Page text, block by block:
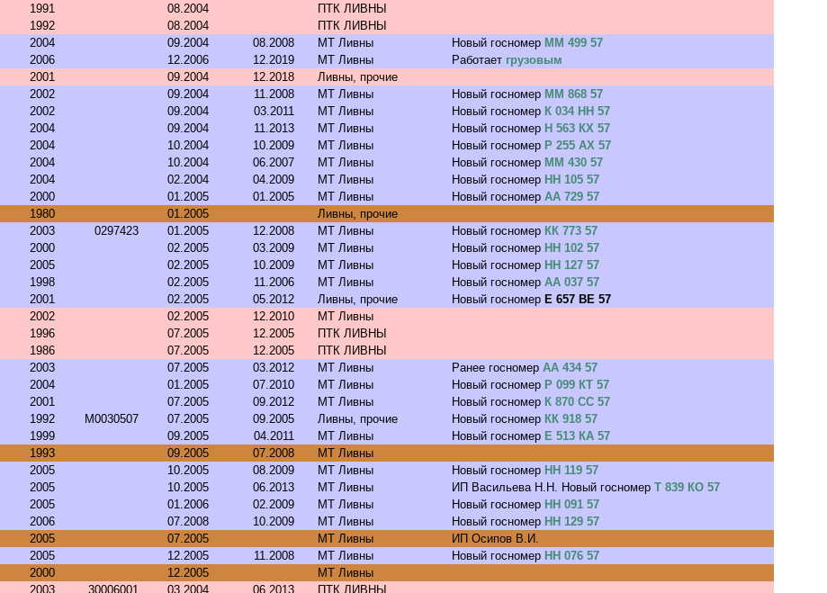
1991 08.2004
ПТК ЛИВНЫ
1992 08.2004
ПТК ЛИВНЫ
2004 09.2004 08.2008 МТ Ливны Новый госномер ММ 499 57
2006 12.2006 12.2019 МТ Ливны Работает грузовым
2001 09.2004 12.2018
Ливны, прочие
2002 09.2004 11.2008 МТ Ливны Новый госномер ММ 868 57
2002 09.2004 03.2011 МТ Ливны Новый госномер К 034 НН 57
2004 09.2004 11.2013 МТ Ливны Новый госномер Н 563 КХ 57
2004 10.2004 10.2009 МТ Ливны Новый госномер Р 255 АХ 57
2004 10.2004 06.2007 МТ Ливны Новый госномер ММ 430 57
2004 02.2004 04.2009 МТ Ливны Новый госномер НН 105 57
2000 01.2005 01.2005 МТ Ливны Новый госномер АА 729 57
1980 01.2005
Ливны, прочие
2003 0297423 01.2005 12.2008 МТ Ливны Новый госномер КК 773 57
2000 02.2005 03.2009 МТ Ливны Новый госномер НН 102 57
2005 02.2005 10.2009 МТ Ливны Новый госномер НН 127 57
1998 02.2005 11.2006 МТ Ливны Новый госномер АА 037 57
2001 02.2005 05.2012 Ливны, прочие Новый госномер Е 657 ВЕ 57
2002 02.2005 12.2010
МТ Ливны
1996 07.2005 12.2005
ПТК ЛИВНЫ
1986 07.2005 12.2005
ПТК ЛИВНЫ
2003 07.2005 03.2012 МТ Ливны Ранее госномер АА 434 57
2004 01.2005 07.2010 МТ Ливны Новый госномер Р 099 КТ 57
2001 07.2005 09.2012 МТ Ливны Новый госномер К 870 СС 57
1992 M0030507 07.2005 09.2005 Ливны, прочие Новый госномер КК 918 57
1999 09.2005 04.2011 МТ Ливны Новый госномер Е 513 КА 57
1993 09.2005 07.2008
МТ Ливны
2005 10.2005 08.2009 МТ Ливны Новый госномер НН 119 57
2005 10.2005 06.2013 МТ Ливны ИП Васильева Н.Н. Новый госномер Т 839 КО 57
2005 01.2006 02.2009 МТ Ливны Новый госномер НН 091 57
2006 07.2008 10.2009 МТ Ливны Новый госномер НН 129 57
2005 07.2005 МТ Ливны
ИП Осипов В.И.
2005 12.2005 11.2008 МТ Ливны Новый госномер НН 076 57
2000 12.2005
МТ Ливны
2003 30006001 03.2004 06.2013 ПТК ЛИВНЫ